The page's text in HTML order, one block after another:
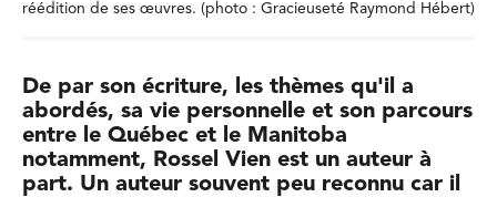
réédition de ses œuvres. (photo : Gracieuseté Raymond Hébert)
De par son écriture, les thèmes qu'il a
abordés, sa vie personnelle et son parcours
entre le Québec et le Manitoba
notamment, Rossel Vien est un auteur à
part. Un auteur souvent peu reconnu car il